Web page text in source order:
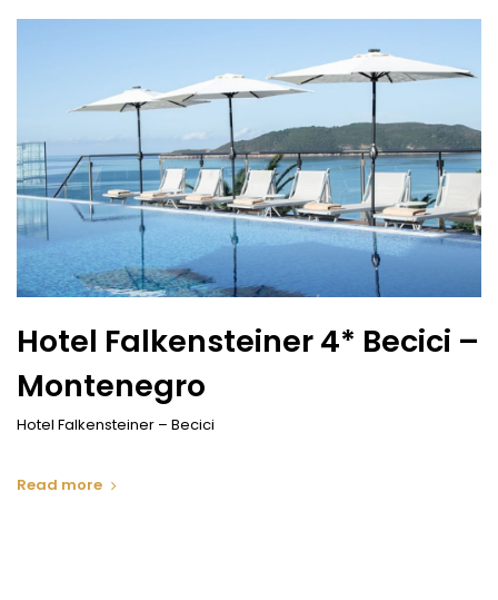
Hotel Falkensteiner 4* Becici –
Montenegro
Hotel Falkensteiner – Becici
Read more